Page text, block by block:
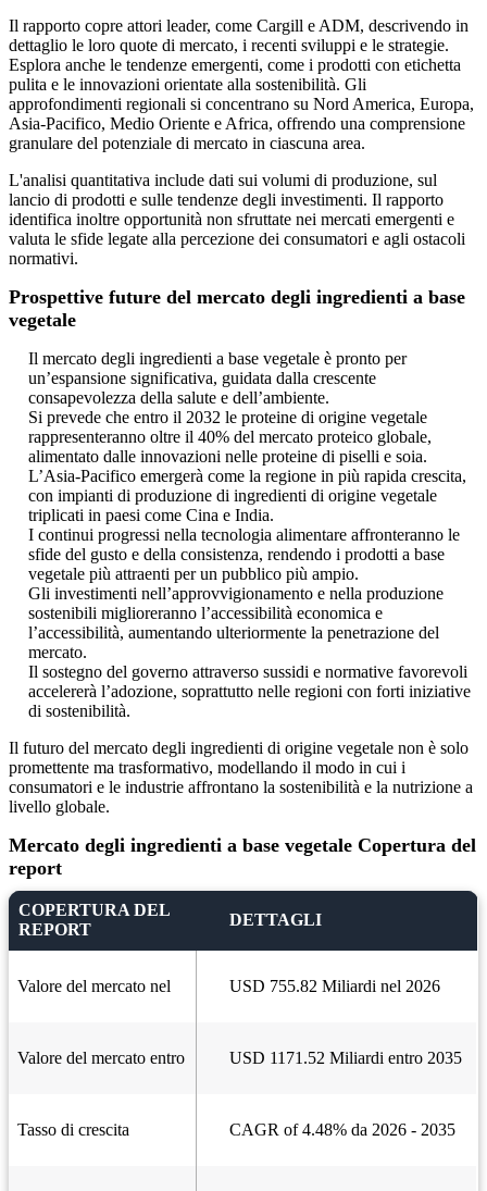
Il rapporto copre attori leader, come Cargill e ADM, descrivendo in
dettaglio le loro quote di mercato, i recenti sviluppi e le strategie.
Esplora anche le tendenze emergenti, come i prodotti con etichetta
pulita e le innovazioni orientate alla sostenibilità. Gli
approfondimenti regionali si concentrano su Nord America, Europa,
Asia-Pacifico, Medio Oriente e Africa, offrendo una comprensione
granulare del potenziale di mercato in ciascuna area.
L'analisi quantitativa include dati sui volumi di produzione, sul
lancio di prodotti e sulle tendenze degli investimenti. Il rapporto
identifica inoltre opportunità non sfruttate nei mercati emergenti e
valuta le sfide legate alla percezione dei consumatori e agli ostacoli
normativi.
Prospettive future del mercato degli ingredienti a base
vegetale
Il mercato degli ingredienti a base vegetale è pronto per
un’espansione significativa, guidata dalla crescente
consapevolezza della salute e dell’ambiente.
Si prevede che entro il 2032 le proteine ​​di origine vegetale
rappresenteranno oltre il 40% del mercato proteico globale,
alimentato dalle innovazioni nelle proteine ​​di piselli e soia.
L’Asia-Pacifico emergerà come la regione in più rapida crescita,
con impianti di produzione di ingredienti di origine vegetale
triplicati in paesi come Cina e India.
I continui progressi nella tecnologia alimentare affronteranno le
sfide del gusto e della consistenza, rendendo i prodotti a base
vegetale più attraenti per un pubblico più ampio.
Gli investimenti nell’approvvigionamento e nella produzione
sostenibili miglioreranno l’accessibilità economica e
l’accessibilità, aumentando ulteriormente la penetrazione del
mercato.
Il sostegno del governo attraverso sussidi e normative favorevoli
accelererà l’adozione, soprattutto nelle regioni con forti iniziative
di sostenibilità.
Il futuro del mercato degli ingredienti di origine vegetale non è solo
promettente ma trasformativo, modellando il modo in cui i
consumatori e le industrie affrontano la sostenibilità e la nutrizione a
livello globale.
Mercato degli ingredienti a base vegetale Copertura del
report
COPERTURA DEL
REPORT
DETTAGLI
Valore del mercato nel USD 755.82 Miliardi nel 2026
Valore del mercato entro USD 1171.52 Miliardi entro 2035
Tasso di crescita CAGR of 4.48% da 2026 - 2035